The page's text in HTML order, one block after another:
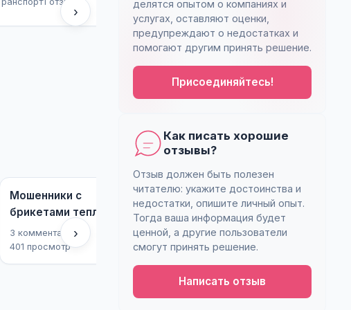
›
›
Мошенники с
брикетами тепло-
плюс.рф
3 комментария
401 просмотр
Отзыв на сайт
кедровочка.рф: Ни
бани, ни дене...
2 комментария
172 просмотра
Отзыв на
делятся опытом о компаниях и
услугах, оставляют оценки,
предупреждают о недостатках и
помогают другим принять решение.
Присоединяйтесь!
Как писать хорошие
отзывы?
Отзыв должен быть полезен
читателю: укажите достоинства и
недостатки, опишите личный опыт.
Тогда ваша информация будет
ценной, а другие пользователи
смогут принять решение.
Написать отзыв